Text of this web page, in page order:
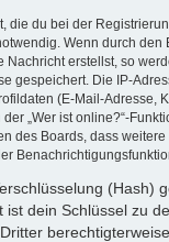
die du bei der
Wenn durch
erstellst, so
gespeichert. Die IP-
(E-Mail-Adresse,
„Wer ist online?“-
des Boards, dass
dein Schlüssel zu